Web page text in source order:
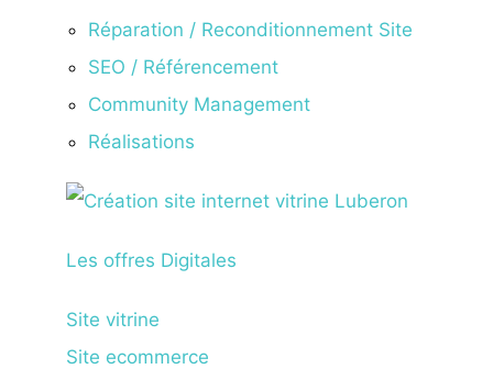
Réparation / Reconditionnement Site
SEO / Référencement
Community Management
Réalisations
Les offres Digitales
Site vitrine
Site ecommerce